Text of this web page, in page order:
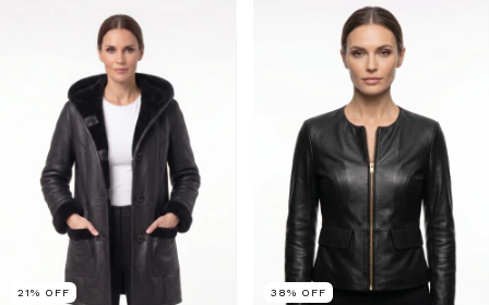
21% OFF 38% OFF